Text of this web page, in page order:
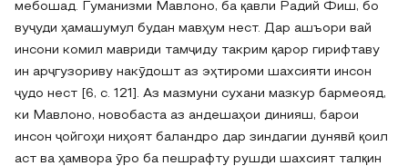
мебошад. Гуманизми Мавлоно, ба қавли Радий Фиш, бо
вуҷуди ҳамашумул будан мавҳум нест. Дар ашъори вай
инсони комил мавриди тамҷиду такрим қарор гирифтаву
ин арҷгузориву накӯдошт аз эҳтироми шахсияти инсон
ҷудо нест [6, c. 121]. Аз мазмуни сухани мазкур бармеояд,
ки Мавлоно, новобаста аз андешаҳои динияш, барои
инсон ҷойгоҳи ниҳоят баландро дар зиндагии дунявӣ қоил
аст ва ҳамвора ӯро ба пешрафту рушди шахсият талқин